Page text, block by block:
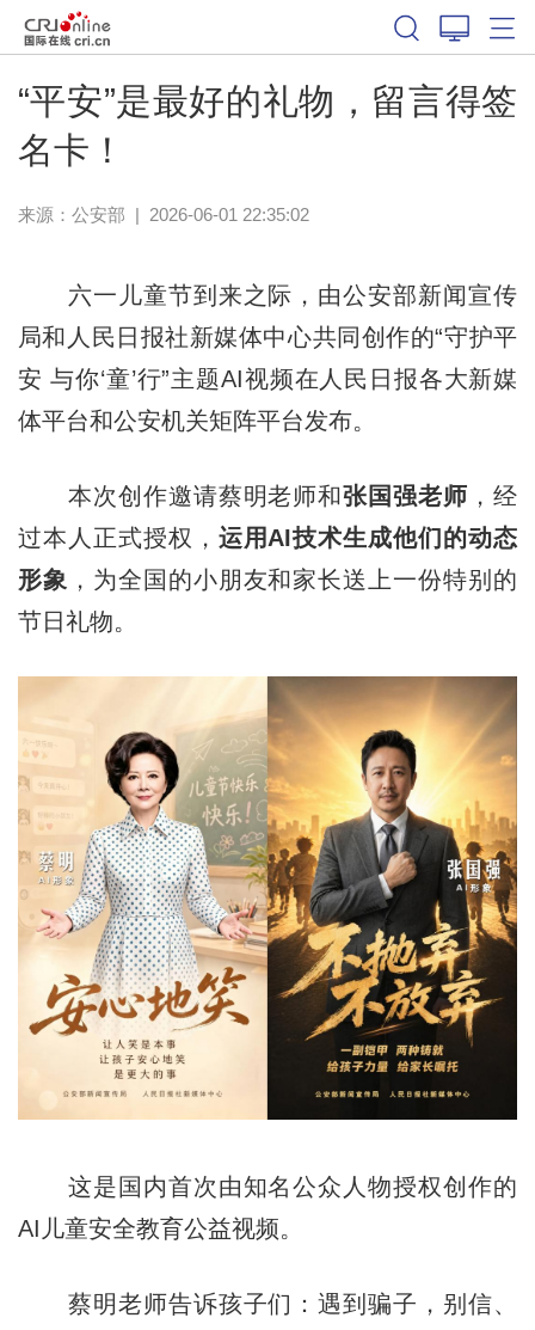
“平安”是最好的礼物，留言得签
名卡！
来源： 公安部 | 2026-06-01 22:35:02
六一儿童节到来之际，由公安部新闻宣传
局和人民日报社新媒体中心共同创作的“守护平
安 与你‘童’行”主题AI视频在人民日报各大新媒
体平台和公安机关矩阵平台发布。
本次创作邀请蔡明老师和张国强老师 ，经
过本人正式授权， 运用AI技术生成他们的动态
形象 ，为全国的小朋友和家长送上一份特别的
节日礼物。
这是国内首次由知名公众人物授权创作的
AI儿童安全教育公益视频。
蔡明老师告诉孩子们：遇到骗子，别信、